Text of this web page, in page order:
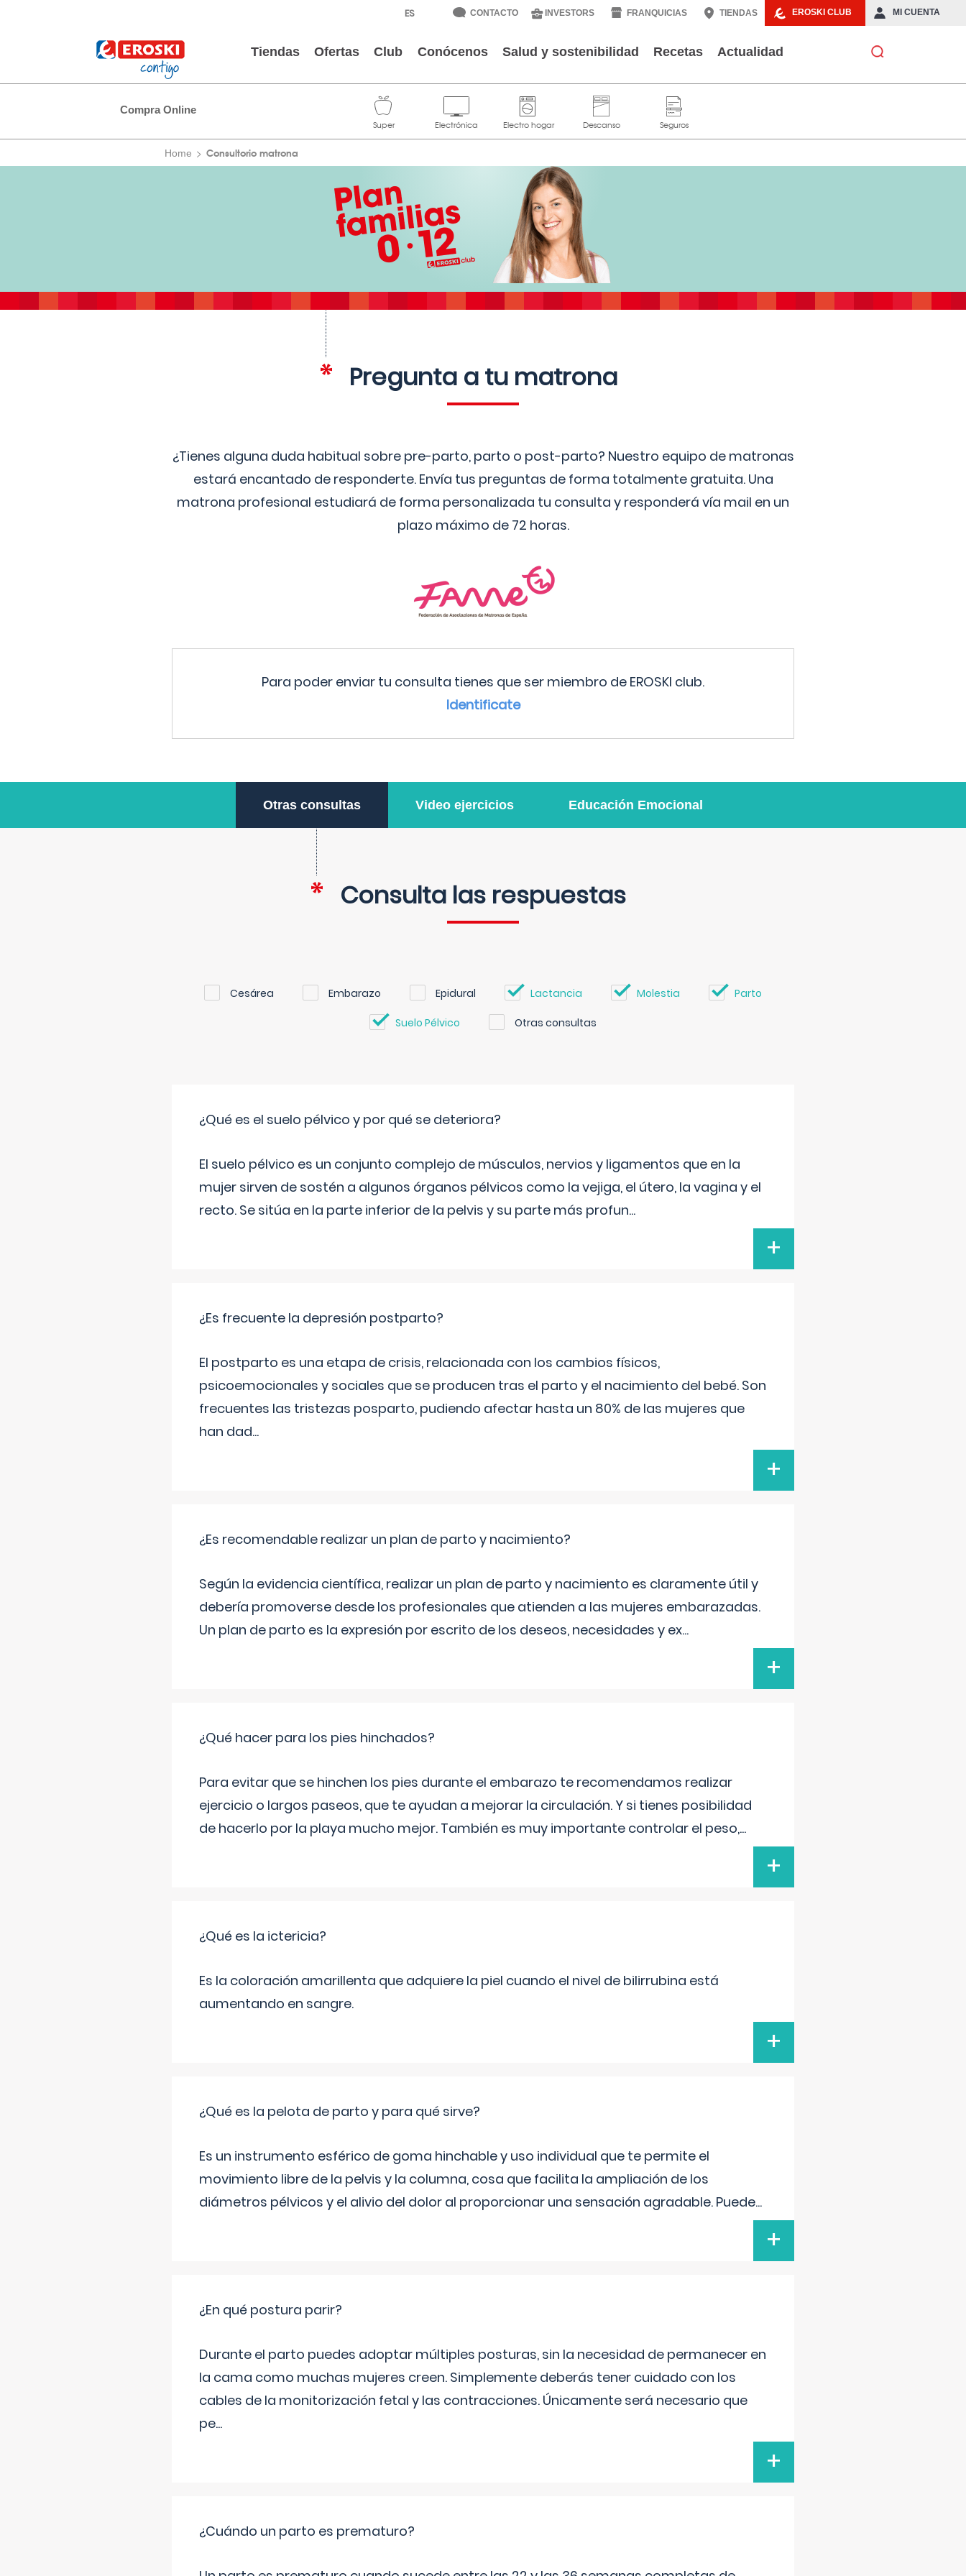
EROSKI CLUB MI CUENTA
CONTACTO INVESTORS FRANQUICIAS TIENDAS
Tiendas Ofertas Club Conócenos Salud y sostenibilidad Recetas Actualidad
Compra Online
Home Consultorio matrona
Pregunta a tu matrona
¿Tienes alguna duda habitual sobre pre-parto, parto o post-parto? Nuestro equipo de matronas
estará encantado de responderte. Envía tus preguntas de forma totalmente gratuita. Una
matrona profesional estudiará de forma personalizada tu consulta y responderá vía mail en un
plazo máximo de 72 horas.
Para poder enviar tu consulta tienes que ser miembro de EROSKI club.
Identificate
Otras consultas Video ejercicios Educación Emocional
Consulta las respuestas
Cesárea Embarazo Epidural Lactancia Molestia Parto
Suelo Pélvico Otras consultas
¿Qué es el suelo pélvico y por qué se deteriora?
El suelo pélvico es un conjunto complejo de músculos, nervios y ligamentos que en la
mujer sirven de sostén a algunos órganos pélvicos como la vejiga, el útero, la vagina y el
recto. Se sitúa en la parte inferior de la pelvis y su parte más profun...
+
¿Es frecuente la depresión postparto?
El postparto es una etapa de crisis, relacionada con los cambios físicos,
psicoemocionales y sociales que se producen tras el parto y el nacimiento del bebé. Son
frecuentes las tristezas posparto, pudiendo afectar hasta un 80% de las mujeres que
han dad...
+
¿Es recomendable realizar un plan de parto y nacimiento?
Según la evidencia científica, realizar un plan de parto y nacimiento es claramente útil y
debería promoverse desde los profesionales que atienden a las mujeres embarazadas.
Un plan de parto es la expresión por escrito de los deseos, necesidades y ex...
+
¿Qué hacer para los pies hinchados?
Para evitar que se hinchen los pies durante el embarazo te recomendamos realizar
ejercicio o largos paseos, que te ayudan a mejorar la circulación. Y si tienes posibilidad
de hacerlo por la playa mucho mejor. También es muy importante controlar el peso,...
+
¿Qué es la ictericia?
Es la coloración amarillenta que adquiere la piel cuando el nivel de bilirrubina está
aumentando en sangre.
+
¿Qué es la pelota de parto y para qué sirve?
Es un instrumento esférico de goma hinchable y uso individual que te permite el
movimiento libre de la pelvis y la columna, cosa que facilita la ampliación de los
diámetros pélvicos y el alivio del dolor al proporcionar una sensación agradable. Puede...
+
¿En qué postura parir?
Durante el parto puedes adoptar múltiples posturas, sin la necesidad de permanecer en
la cama como muchas mujeres creen. Simplemente deberás tener cuidado con los
cables de la monitorización fetal y las contracciones. Únicamente será necesario que
pe...
+
¿Cuándo un parto es prematuro?